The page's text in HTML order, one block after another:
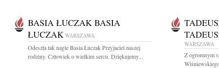
BASIA ŁUCZAK BASIA
ŁUCZAK WARSZAWA
Odeszła tak nagle Basia Łuczak Przyjaciel naszej
rodziny. Człowiek o wielkim sercu. Dziękujemy...
WARSZAWA
Z ogromnym